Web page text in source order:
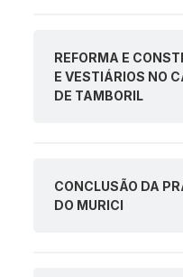
REFORMA E
E VESTIÁRIOS NO
DE TAMBORIL
CONCLUSÃO DA
DO MURICI